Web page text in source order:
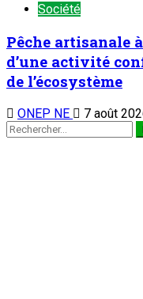
Société
Pêche artisanale
d’une activité
de l’écosystème
ONEP NE 7 août